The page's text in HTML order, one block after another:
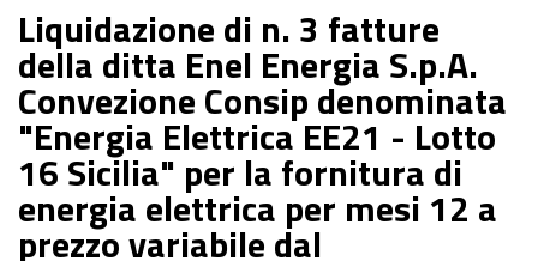
Liquidazione di n. 3 fatture
della ditta Enel Energia S.p.A.
Convezione Consip denominata
"Energia Elettrica EE21 - Lotto
16 Sicilia" per la fornitura di
energia elettrica per mesi 12 a
prezzo variabile dal